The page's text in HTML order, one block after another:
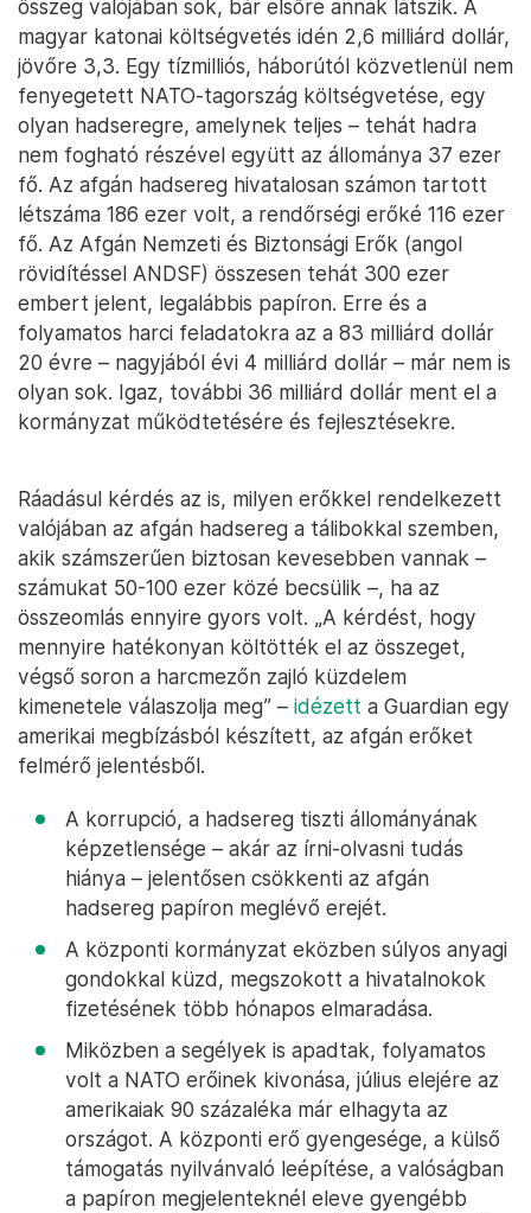
összeg valójában sok, bár elsőre annak látszik. A
magyar katonai költségvetés idén 2,6 milliárd dollár,
jövőre 3,3. Egy tízmilliós, háborútól közvetlenül nem
fenyegetett NATO-tagország költségvetése, egy
olyan hadseregre, amelynek teljes – tehát hadra
nem fogható részével együtt az állománya 37 ezer
fő. Az afgán hadsereg hivatalosan számon tartott
létszáma 186 ezer volt, a rendőrségi erőké 116 ezer
fő. Az Afgán Nemzeti és Biztonsági Erők (angol
rövidítéssel ANDSF) összesen tehát 300 ezer
embert jelent, legalábbis papíron. Erre és a
folyamatos harci feladatokra az a 83 milliárd dollár
20 évre – nagyjából évi 4 milliárd dollár – már nem is
olyan sok. Igaz, további 36 milliárd dollár ment el a
kormányzat működtetésére és fejlesztésekre.
Ráadásul kérdés az is, milyen erőkkel rendelkezett
valójában az afgán hadsereg a tálibokkal szemben,
akik számszerűen biztosan kevesebben vannak –
számukat 50-100 ezer közé becsülik –, ha az
összeomlás ennyire gyors volt. „A kérdést, hogy
mennyire hatékonyan költötték el az összeget,
végső soron a harcmezőn zajló küzdelem
kimenetele válaszolja meg” – idézett a Guardian egy
amerikai megbízásból készített, az afgán erőket
felmérő jelentésből.
A korrupció, a hadsereg tiszti állományának
képzetlensége – akár az írni-olvasni tudás
hiánya – jelentősen csökkenti az afgán
hadsereg papíron meglévő erejét.
A központi kormányzat eközben súlyos anyagi
gondokkal küzd, megszokott a hivatalnokok
fizetésének több hónapos elmaradása.
Miközben a segélyek is apadtak, folyamatos
volt a NATO erőinek kivonása, július elejére az
amerikaiak 90 százaléka már elhagyta az
országot. A központi erő gyengesége, a külső
támogatás nyilvánvaló leépítése, a valóságban
a papíron megjelenteknél eleve gyengébb